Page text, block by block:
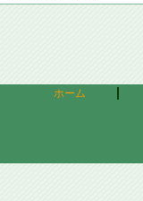
ホーム